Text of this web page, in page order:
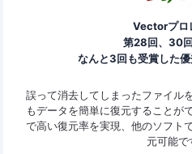
Vectorプロ
第28回、30
なんと3回も受賞した優
誤って消去してしまったファイル
もデータを簡単に復元することが
で高い復元率を実現、他のソフト
元可能で